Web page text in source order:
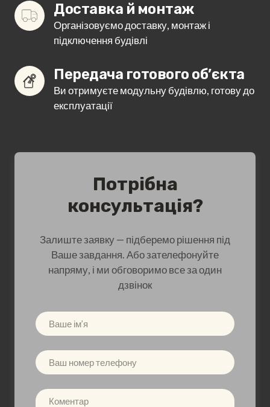
Доставка й монтаж
Організовуємо доставку, монтаж і
підключення будівлі
Передача готового об’єкта
Ви отримуєте модульну будівлю, готову до
експлуатації
Потрібна
консультація?
Залиште заявку — підберемо рішення під
Ваше завдання. Або зателефонуйте
напряму, і ми обговоримо все за один
дзвінок